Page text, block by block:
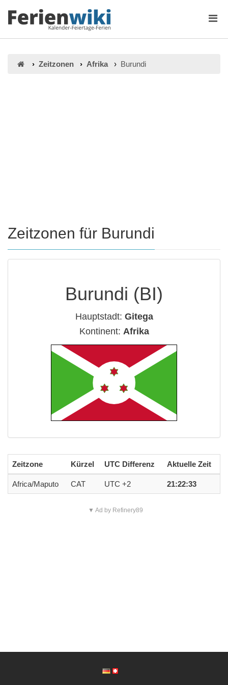
Zeitzonen Afrika Burundi
Zeitzonen für Burundi
Burundi (BI)
Hauptstadt: Gitega
Kontinent: Afrika
Zeitzone Kürzel UTC Differenz Aktuelle Zeit
Africa/Maputo CAT UTC +2 21:22:33
▼ Ad by Refinery89